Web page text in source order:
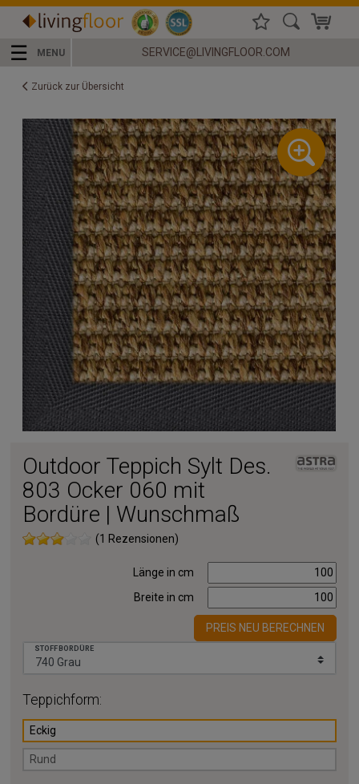
☰ MENU SERVICE@LIVINGFLOOR.COM
Zurück zur Übersicht
Outdoor Teppich Sylt Des.
803 Ocker 060 mit
Bordüre | Wunschmaß
(1 Rezensionen)
Länge in cm
Breite in cm
PREIS NEU BERECHNEN
STOFFBORDÜRE
Teppichform:
Eckig
Rund